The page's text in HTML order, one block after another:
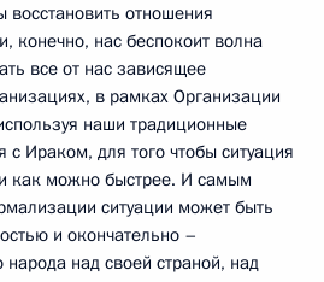
восстановить отношения
конечно, нас беспокоит волна
все от нас зависящее
в рамках Организации
наши традиционные
Ираком, для того чтобы ситуация
как можно быстрее. И самым
ситуации может быть
и окончательно –
народа над своей страной, над